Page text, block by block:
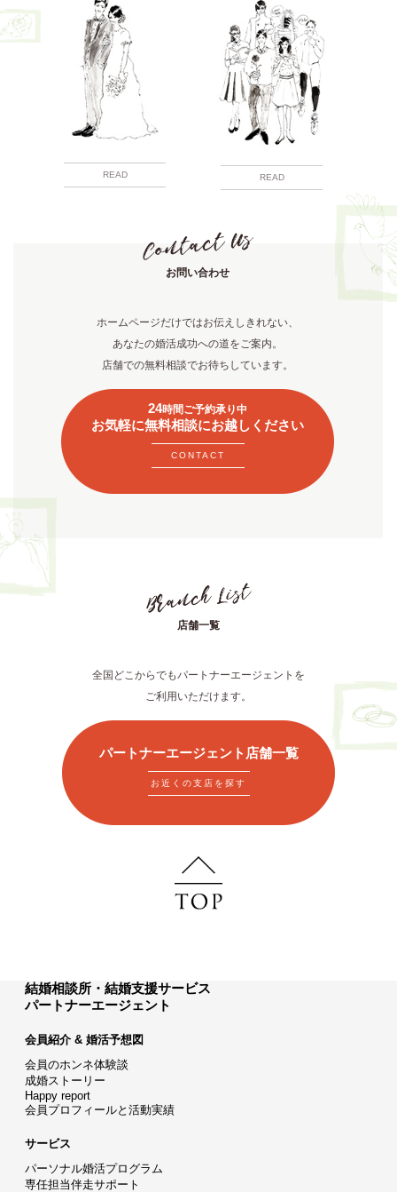
READ READ
お問い合わせ
ホームページだけではお伝えしきれない、
あなたの婚活成功への道をご案内。
店舗での無料相談でお待ちしています。
24時間ご予約承り中
お気軽に無料相談にお越しください
CONTACT
店舗一覧
全国どこからでもパートナーエージェントを
ご利用いただけます。
パートナーエージェント店舗一覧
お近くの支店を探す
結婚相談所・結婚支援サービス
パートナーエージェント
会員紹介 & 婚活予想図
会員のホンネ体験談
成婚ストーリー
Happy report
会員プロフィールと活動実績
サービス
パーソナル婚活プログラム
専任担当伴走サポート